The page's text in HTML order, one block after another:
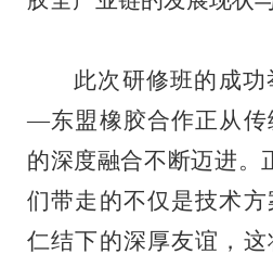
此次研修班的成功
—东盟橡胶合作正从
的深度融合不断迈进。
们带走的不仅是技术
仁结下的深厚友谊 ， 这